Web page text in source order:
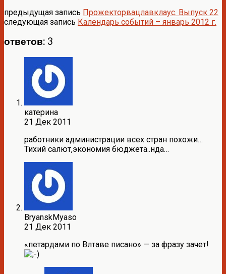
предыдущая запись Прожекторвацлавклаус. Выпуск 22
следующая запись Календарь событий – январь 2012 г.
ответов: 3
катерина
21 Дек 2011
работники администрации всех стран похожи…
Тихий салют,экономия бюджета..нда…
BryanskMyaso
21 Дек 2011
«петардами по Влтаве писано» — за фразу зачет!